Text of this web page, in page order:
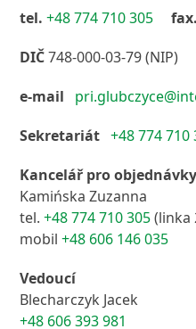
tel. +48 774 710 305 fax.
DIČ748-000-03-79 (NIP)
e-mail
Sekretariát+48 774 710
Kancelář pro
Kamińska Zuzanna
tel.+48 774 710 305(linka
mobil+48 606 146 035
Vedoucí
Blecharczyk Jacek
+48 606 393 981